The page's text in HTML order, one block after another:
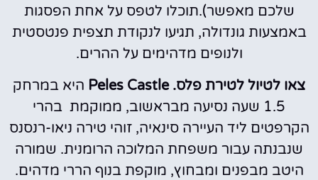
שלכם מאפשר).תוכלו לטפס על אחת הפסגות
באמצעות גונדולה, תגיעו לנקודת תצפית פנטסטית
ולנופים מדהימים על ההרים.
צאו לטיול לטירת פלס. Peles Castle
היא במרחק
1.5 שעה נסיעה מבראשוב, ממוקמת בהרי
הקרפטים ליד העיירה סינאיה, זוהי טירה ניאו-רנסנס
שנבנתה עבור משפחת המלוכה הרומנית. שמורה
היטב מבפנים ומבחוץ, מוקפת בנוף הררי מדהים.